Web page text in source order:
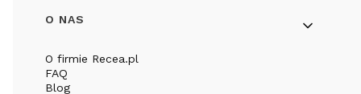
O NAS
O firmie Recea.pl
FAQ
Blog